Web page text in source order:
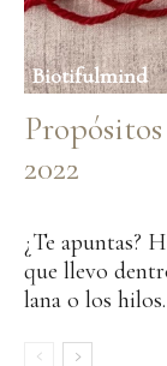
Biotifulmind
2022
¿Te apuntas?
que llevo
lana o los